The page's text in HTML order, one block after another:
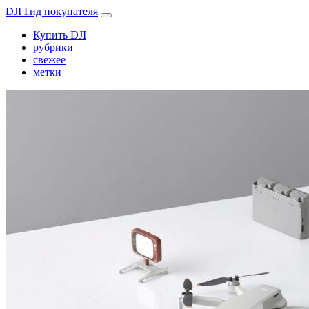
DJI Гид покупателя
Купить DJI
рубрики
свежее
метки